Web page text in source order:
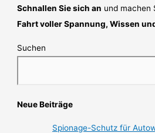
Schnallen Sie sich an und machen
Fahrt voller Spannung, Wissen
Suchen
Neue Beiträge
Spionage-Schutz für